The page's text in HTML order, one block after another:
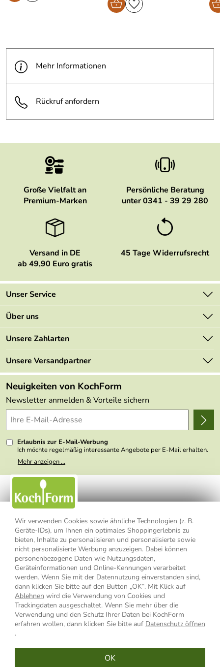
Wir verwenden Cookies sowie ähnliche Technologien (z. B.
Geräte-IDs), um Ihnen ein optimales Shoppingerlebnis zu
bieten, Inhalte zu personalisieren und personalisierte sowie
nicht personalisierte Werbung anzuzeigen. Dabei können
personenbezogene Daten wie Nutzungsdaten,
Geräteinformationen und Online-Kennungen verarbeitet
werden. Wenn Sie mit der Datennutzung einverstanden sind,
dann klicken Sie bitte auf den Button „OK“. Mit Klick auf
Ablehnen wird die Verwendung von Cookies und
Trackingdaten ausgeschaltet. Wenn Sie mehr über die
Verwendung und den Schutz Ihrer Daten bei KochForm
erfahren wollen, dann klicken Sie bitte auf Datenschutz öffnen
.
OK
Mehr Informationen
Rückruf anfordern
Große Vielfalt an
Premium-Marken
Persönliche Beratung
unter 0341 - 39 29 280
Versand in DE
ab 49,90 Euro gratis
45 Tage Widerrufsrecht
Unser Service
Kontakt
Mehrwertsteuerfrei
Retourenportal
FAQs
Lieferbedingungen
Delivery Terms
Kundenlogin
Über uns
Marken
Angebote
Made in Germany
Themen
Wir über uns
Presse
Unsere Zahlarten
Unsere Versandpartner
Neuigkeiten von KochForm
Newsletter anmelden & Vorteile sichern
Erlaubnis zur E-Mail-Werbung
Ich möchte regelmäßig interessante Angebote per E-Mail erhalten.
Meine E-Mail-Adresse wird nicht an andere Unternehmen
weitergegeben. Zu statistischen Zwecken wird in anonymer Form
nicht erkennbar, welche konkrete Person geklickt hat. Diese
Einwilligung zur Nutzung meiner E-Mail- Adresse für Werbezwecke
kann ich jederzeit mit Wirkung für die Zukunft widerrufen, indem ich
den Link "Abmelden" am Ende des Newsletters anklicke oder die
Option Newsletter im Mitgliederbereich deaktiviere. Die
Datenschutzerklärung
habe ich zur Kenntnis genommen.
Mehr anzeigen ...
Impressum Datenschutzerklärung
AGB
Widerrufsbelehrung
Widerrufsformular
Vertrag widerrufen
* Alle Preisangaben inkl. MwSt., bis 49,90 € Bestellwert zzgl.
Versandkosten, ab 49,90 € Bestellwert inkl.Versandkosteninnerhalb